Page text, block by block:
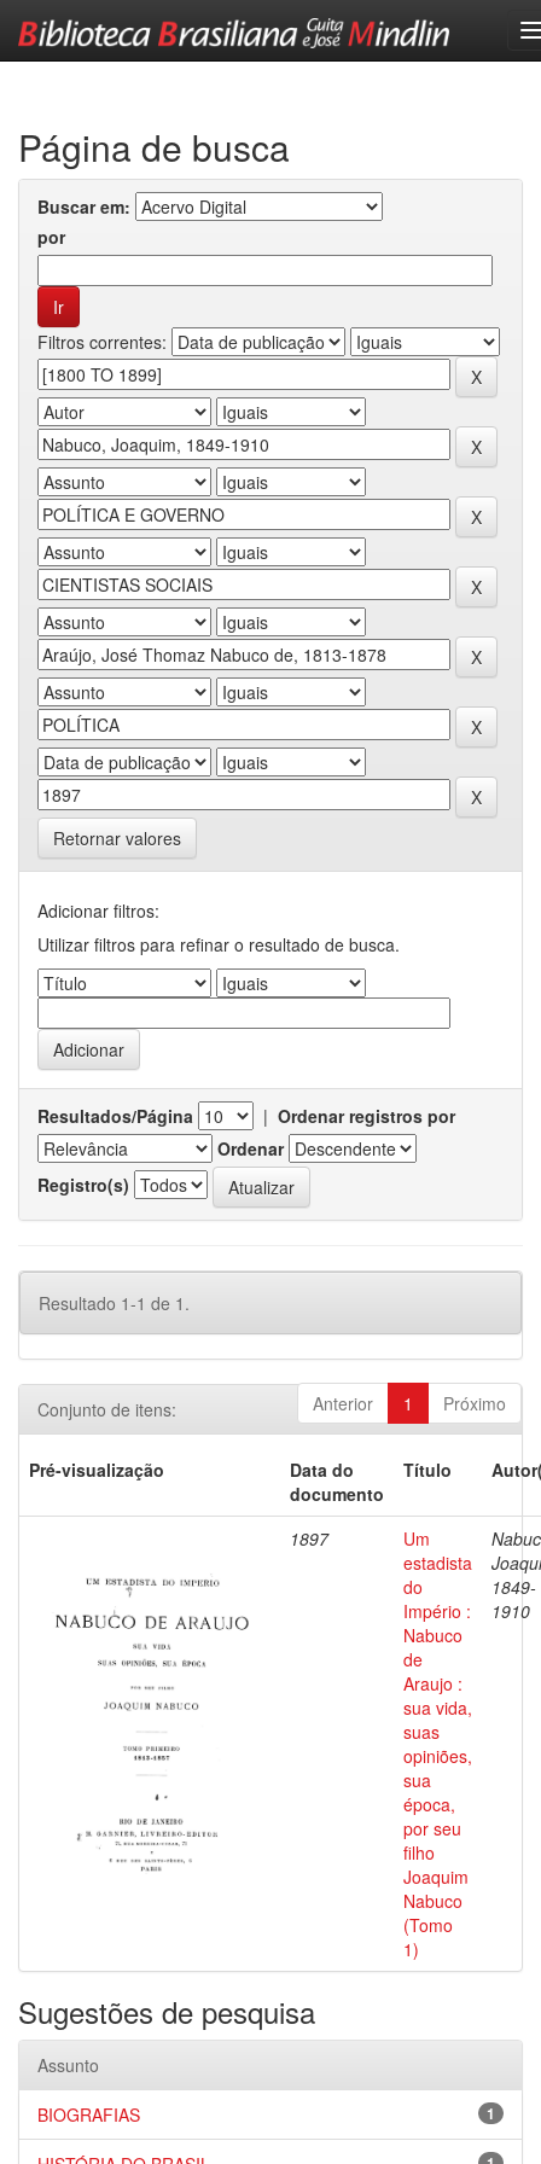
Página de busca
Buscar em:
por
Filtros correntes:
Retornar valores
Adicionar filtros:
Utilizar filtros para refinar o resultado de busca.
Resultados/Página | Ordenar registros por
Ordenar
Registro(s)
Resultado 1-1 de 1.
Anterior 1 Próximo
Conjunto de itens:
Pré-visualização
Data do
documento
Título
1897
Um
estadista
do
Império :
Nabuco
de
Araujo :
sua vida,
suas
opiniões,
sua
época,
por seu
filho
Joaquim
Nabuco
(Tomo
1)
1849-
1910
Sugestões de pesquisa
Assunto
1
BIOGRAFIAS